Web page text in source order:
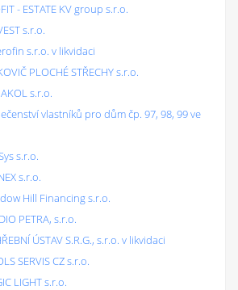
- ESTATE KV group s.r.o.
s.r.o.
s.r.o. v likvidaci
PLOCHÉ STŘECHY s.r.o.
s.r.o.
vlastníků pro dům čp. 97, 98, 99 ve
s.r.o.
s.r.o.
Hill Financing s.r.o.
PETRA, s.r.o.
ÚSTAV S.R.G., s.r.o. v likvidaci
SERVIS CZ s.r.o.
LIGHT s.r.o.